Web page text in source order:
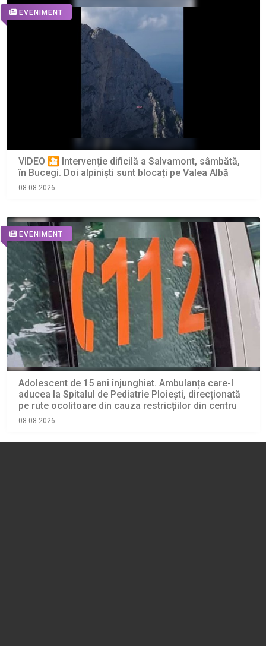
EVENIMENT
VIDEO 🎦 Intervenție dificilă a Salvamont, sâmbătă,
în Bucegi. Doi alpiniști sunt blocați pe Valea Albă
08.08.2026
EVENIMENT
Adolescent de 15 ani înjunghiat. Ambulanța care-l
aducea la Spitalul de Pediatrie Ploiești, direcționată
pe rute ocolitoare din cauza restricțiilor din centru
08.08.2026